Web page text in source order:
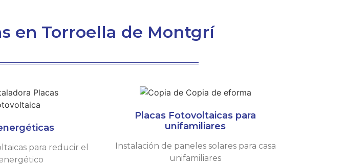
en Torroella de Montgrí
para reducir el
Placas Fotovoltaicas para
unifamiliares
Instalación de paneles solares para casa
unifamiliares